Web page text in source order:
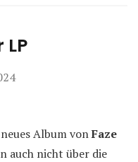
Album vonFaze
auch nicht über die